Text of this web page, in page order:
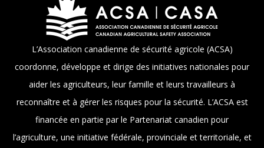
L’Association canadienne de sécurité agricole (ACSA)
coordonne, développe et dirige des initiatives nationales pour
aider les agriculteurs, leur famille et leurs travailleurs à
reconnaître et à gérer les risques pour la sécurité. L’ACSA est
financée en partie par le Partenariat canadien pour
l’agriculture, une initiative fédérale, provinciale et territoriale, et